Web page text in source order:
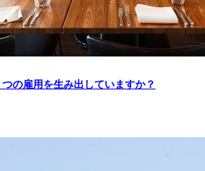
の雇用を生み出していますか？